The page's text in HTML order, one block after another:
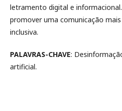
letramento digital e
promover uma comunicação
inclusiva.
PALAVRAS-CHAVE:
artificial.